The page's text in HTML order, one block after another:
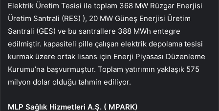
Elektrik Üretim Tesisi ile toplam 368 MW Rüzgar Enerjisi
Üretim Santrali (RES) ), 20 MW Güneş Enerjisi Üretim
Santrali (GES) ve bu santrallere 388 MWh entegre
edilmiştir. kapasiteli pille çalışan elektrik depolama tesisi
kurmak üzere ortak lisans için Enerji Piyasası Düzenleme
Kurumu’na başvurmuştur. Toplam yatırımın yaklaşık 575
milyon dolar olduğu tahmin ediliyor.
MLP Sağlık Hizmetleri A.Ş. ( MPARK)